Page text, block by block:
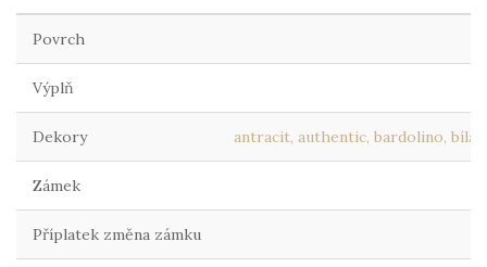
Povrch
Výplň
Dekory antracit, authentic, bardolino, bílá
Zámek
Příplatek změna zámku